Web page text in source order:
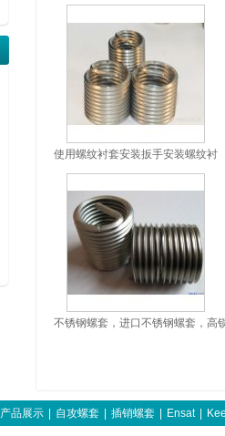
不锈钢螺纹护套
使用螺纹衬套安装扳手安装螺纹衬
套的方法
不锈钢螺套，进口不锈钢螺套，高
产品展示 自攻螺套 插销螺套 Ensat